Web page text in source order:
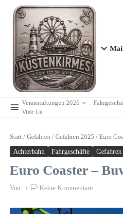
Zum Inhalt springen
Veranstaltungen 2026
Visit Us
Start / Gefahren / Gefahren 2025 / Euro
Achterbahn Fahrgeschäfte
Euro Coaster –
Von Keine Kommentare